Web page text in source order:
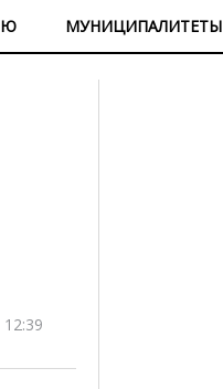
МУНИЦИПАЛИТЕТЫ